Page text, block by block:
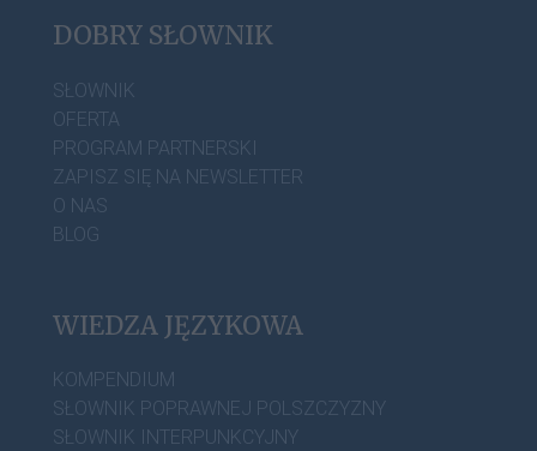
DOBRY SŁOWNIK
SŁOWNIK
OFERTA
PROGRAM PARTNERSKI
ZAPISZ SIĘ NA NEWSLETTER
O NAS
BLOG
WIEDZA JĘZYKOWA
KOMPENDIUM
SŁOWNIK POPRAWNEJ POLSZCZYZNY
SŁOWNIK INTERPUNKCYJNY